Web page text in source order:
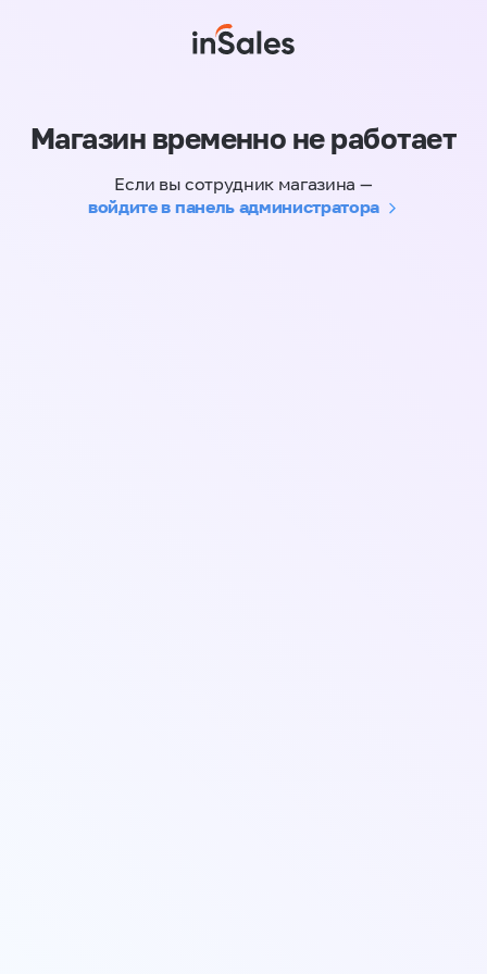
Магазин временно не работает
Если вы сотрудник магазина —
войдите в панель администратора